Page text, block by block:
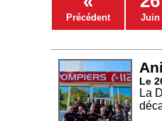
Précédent Juin
Le
La